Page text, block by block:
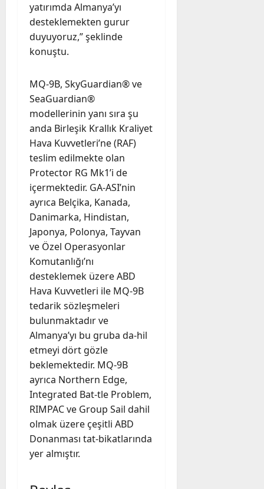
yatırımda Almanya’yı
desteklemekten gurur
duyuyoruz,” şeklinde
konuştu.
MQ-9B, SkyGuardian® ve
SeaGuardian®
modellerinin yanı sıra şu
anda Birleşik Krallık Kraliyet
Hava Kuvvetleri’ne (RAF)
teslim edilmekte olan
Protector RG Mk1’i de
içermektedir. GA-ASI’nin
ayrıca Belçika, Kanada,
Danimarka, Hindistan,
Japonya, Polonya, Tayvan
ve Özel Operasyonlar
Komutanlığı’nı
desteklemek üzere ABD
Hava Kuvvetleri ile MQ-9B
tedarik sözleşmeleri
bulunmaktadır ve
Almanya’yı bu gruba da-hil
etmeyi dört gözle
beklemektedir. MQ-9B
ayrıca Northern Edge,
Integrated Bat-tle Problem,
RIMPAC ve Group Sail dahil
olmak üzere çeşitli ABD
Donanması tat-bikatlarında
yer almıştır.